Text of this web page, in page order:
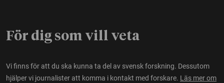
För dig som vill veta
Vi finns för att du ska kunna ta del av svensk forskning. Dessutom
hjälper vi journalister att komma i kontakt med forskare. Läs mer om